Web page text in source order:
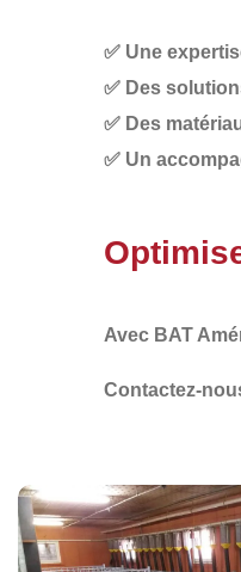
✅ Une
✅ Des
✅ Des
✅ Un
Avec BAT
Contactez-